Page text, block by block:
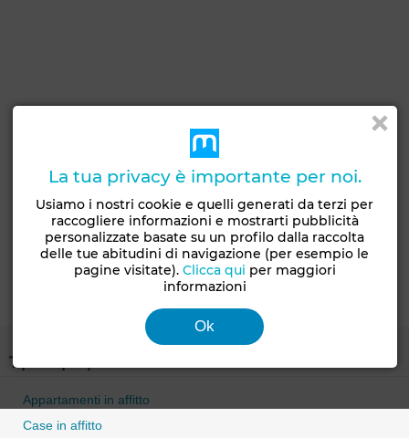
Tipo di proprietà
Appartamenti in affitto
Case in affitto
La tua privacy è importante per noi.
Usiamo i nostri cookie e quelli generati da terzi per
raccogliere informazioni e mostrarti pubblicità
personalizzate basate su un profilo dalla raccolta
delle tue abitudini di navigazione (per esempio le
pagine visitate). Clicca qui per maggiori
informazioni
Ok